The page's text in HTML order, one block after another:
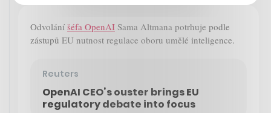
Odvolání šéfa OpenAI Sama Altmana potrhuje podle
zástupů EU nutnost regulace oboru umělé inteligence.
Reuters
OpenAI CEO’s ouster brings EU
regulatory debate into focus